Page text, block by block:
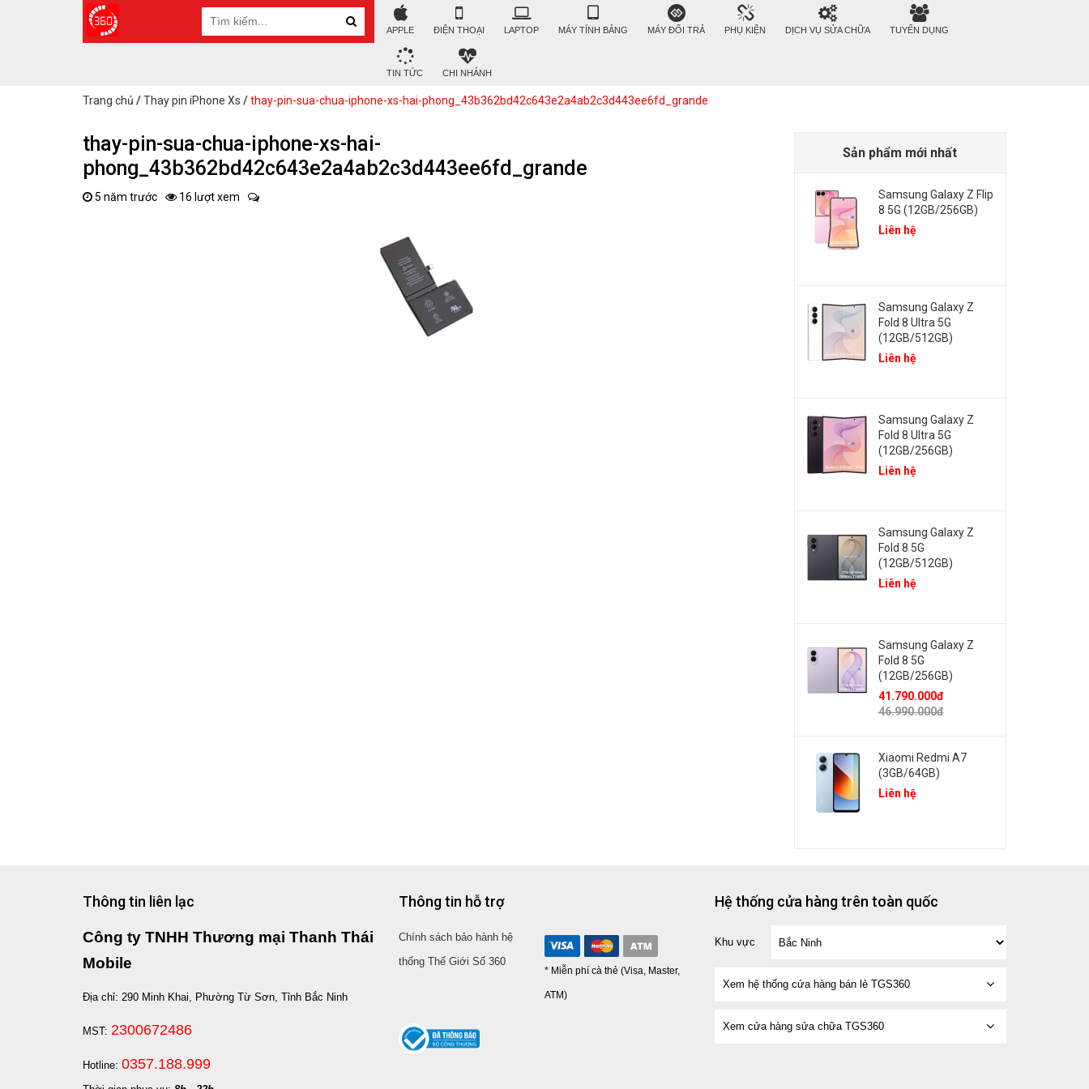
APPLE ĐIỆN THOẠI LAPTOP MÁY TÍNH BẢNG MÁY ĐỔI TRẢ PHỤ KIỆN DỊCH VỤ SỬA CHỮA TUYỂN DỤNG
TIN TỨC CHI NHÁNH
Trang chủ /Thay pin iPhone Xs /thay-pin-sua-chua-iphone-xs-hai-phong_43b362bd42c643e2a4ab2c3d443ee6fd_grande
thay-pin-sua-chua-iphone-xs-hai-
phong_43b362bd42c643e2a4ab2c3d443ee6fd_grande
5 năm trước 16 lượt xem
Sản phẩm mới nhất
Samsung Galaxy Z Flip
8 5G (12GB/256GB)
Liên hệ
Samsung Galaxy Z
Fold 8 Ultra 5G
(12GB/512GB)
Liên hệ
Samsung Galaxy Z
Fold 8 Ultra 5G
(12GB/256GB)
Liên hệ
Samsung Galaxy Z
Fold 8 5G
(12GB/512GB)
Liên hệ
Samsung Galaxy Z
Fold 8 5G
(12GB/256GB)
41.790.000đ
46.990.000đ
Xiaomi Redmi A7
(3GB/64GB)
Liên hệ
Thông tin liên lạc
Công ty TNHH Thương mại Thanh Thái
Mobile
Địa chỉ: 290 Minh Khai, Phường Từ Sơn, Tỉnh Bắc Ninh
MST: 2300672486
Hotline: 0357.188.999
Thông tin hỗ trợ
Chính sách bảo hành hệ
thống Thế Giới Số 360
* Miễn phí cà thẻ (Visa, Master,
ATM)
Hệ thống cửa hàng trên toàn quốc
Khu vực
Xem hệ thống cửa hàng bán lẻ TGS360
Xem cửa hàng sửa chữa TGS360